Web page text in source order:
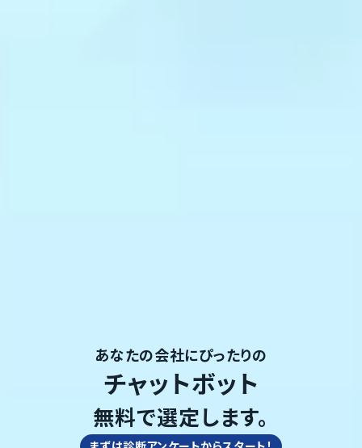
あなたの会社にぴったりの
チャットボット
無料で選定します。